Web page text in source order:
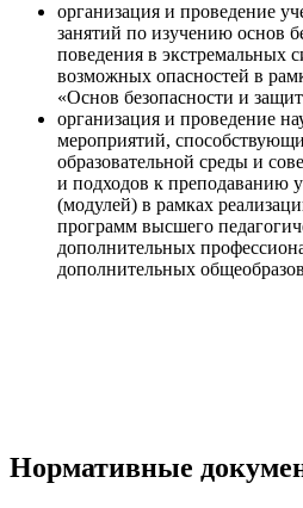
организация и проведение
занятий по изучению основ
поведения в экстремальных
возможных опасностей в
«Основ безопасности и
организация и проведение
мероприятий,
образовательной среды и
и подходов к преподаванию
(модулей) в рамках
программ высшего
дополнительных
дополнительных
Нормативные